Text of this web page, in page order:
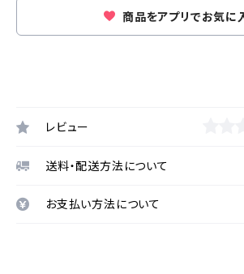
商品をアプリでお気に
レビュー
送料・配送方法について
お支払い方法について